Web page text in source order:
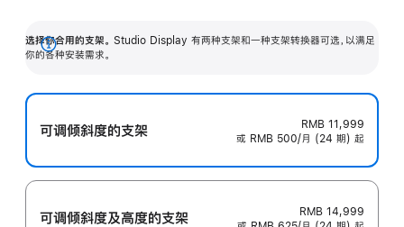
选择你合用的支架。 Studio Display 有两种支架和一种支架转换器可选，以满足
你的各种安装需求。
展
可调倾斜度的支架
RMB 11,999
或 RMB 500/月 (24 期) 起
可调倾斜度及高‍度的支‍架
RMB 14,999